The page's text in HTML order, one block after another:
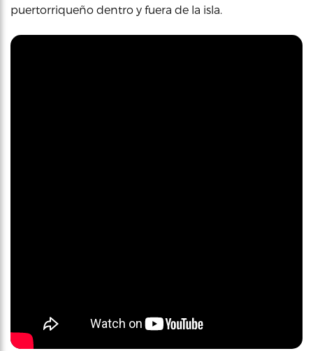
puertorriqueño dentro y fuera de la isla.